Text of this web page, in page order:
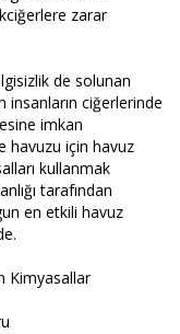
zarar
de solunan
insanların ciğerlerinde
imkan
havuzu için havuz
kullanmak
tarafından
en etkili havuz
Kimyasallar